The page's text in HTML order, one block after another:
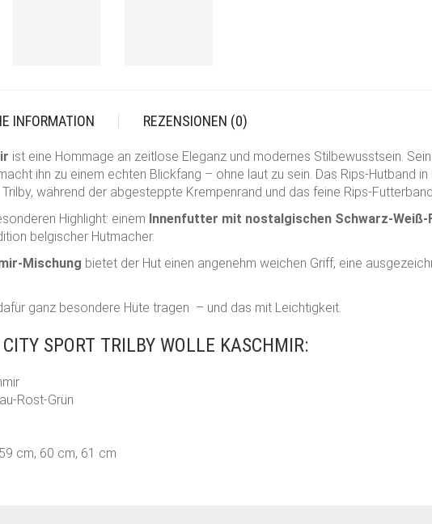
INFORMATION REZENSIONEN (0)
ist eine Hommage an zeitlose Eleganz und modernes Stilbewusstsein.
ihn zu einem echten Blickfang – ohne laut zu sein. Das Rips-Hutband
während der abgesteppte Krempenrand und das feine Rips-
Highlight: einem Innenfutter mit nostalgischen Schwarz-
belgischer Hutmacher.
Mischung bietet der Hut einen angenehm weichen Griff, eine
ganz besondere Hüte tragen – und das mit Leichtigkeit.
SPORT TRILBY WOLLE KASCHMIR:
Rost-Grün
cm, 60 cm, 61 cm